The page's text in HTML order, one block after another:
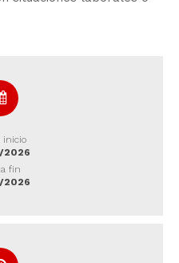
inicio
2026
fin
2026